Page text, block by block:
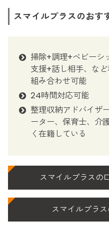
スマイルプラスのおす
掃除+調理+ベビー
支援+話し相手、な
組み合わせ可能
24時間対応可能
整理収納アドバイザ
ーター、保育士、介
く在籍している
スマイルプラスの
スマイルプラ